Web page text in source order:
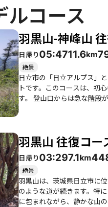
ルコース
羽黒山-神峰山
日帰り05:4711.6km
絶景
日立市の「日立アルプス」
トです。このコースは、初
す。 登山口からは急な階段が続き、最初の一歩で汗をかくこと間違いなしですが、その後は緩やかな登山道が続きます。特に「ヒサカキの
が楽しめます。登山者たち
せられています。 また、季節ごとの魅力も大きいです。春には日立紅寒桜が見頃を迎え、登山道沿いに咲く花々が登山を彩ります。冬には
雪景色が楽しめ、特に雪が
は滑りやすくなるため、しっかりとした装備が必要です。 周辺に
給や、あかつきの湯でのリ
とができます。日立アルプ
でしょう。
羽黒山 往復コー
日帰り03:297.1km
絶景
羽黒山は、茨城県日立市に
のような道が続きます。特
に包まれながら、静かな山の雰囲気を楽しむことができます。